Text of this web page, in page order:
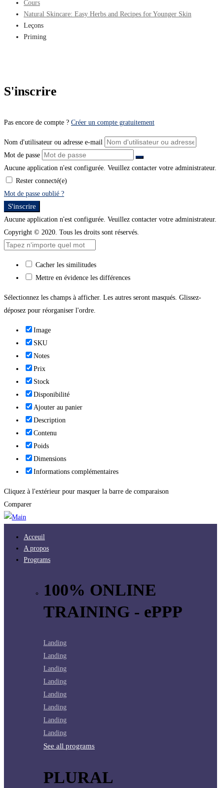
Cours
Natural Skincare: Easy Herbs and Recipes for Younger Skin
Leçons
Priming
S'inscrire
Pas encore de compte ? Créer un compte gratuitement
Nom d'utilisateur ou adresse e-mail
Mot de passe
Aucune application n'est configurée. Veuillez contacter votre administrateur.
Rester connecté(e)
Mot de passe oublié ?
S'inscrire
Aucune application n'est configurée. Veuillez contacter votre administrateur.
Copyright © 2020. Tous les droits sont réservés.
Cacher les similitudes
Mettre en évidence les différences
Sélectionnez les champs à afficher. Les autres seront masqués. Glissez-
déposez pour réorganiser l'ordre.
Image
SKU
Notes
Prix
Stock
Disponibilité
Ajouter au panier
Description
Contenu
Poids
Dimensions
Informations complémentaires
Cliquez à l'extérieur pour masquer la barre de comparaison
Comparer
Acceuil
A propos
Programs
100% ONLINE
TRAINING - ePPP
Landing
Landing
Landing
Landing
Landing
Landing
Landing
Landing
See all programs
PLURAL